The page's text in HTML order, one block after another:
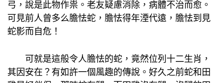
弓，說是此物作祟。老友疑慮消除，病體不治而愈。
可見前人曾多么膽怯蛇，膽怯得年湮代遠，膽怯到見
蛇影而自危！
可就是這般令人膽怯的蛇，竟然位列十二生肖，
其因安在？有如許一個風趣的傳說。好久之前蛇和田